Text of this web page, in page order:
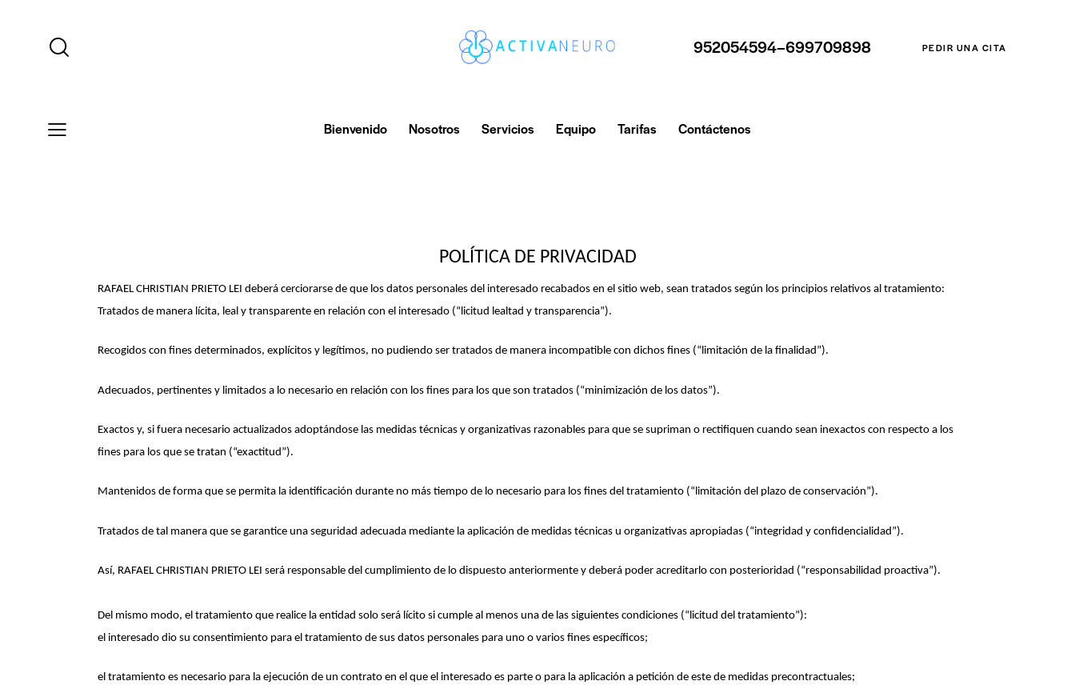
952054594–699709898 PEDIR UNA CITA
Bienvenido Nosotros Servicios Equipo Tarifas Contáctenos
POLÍTICA DE PRIVACIDAD
RAFAEL CHRISTIAN PRIETO LEI deberá cerciorarse de que los datos personales del interesado recabados en el sitio web, sean tratados según los principios relativos al tratamiento:
Tratados de manera lícita, leal y transparente en relación con el interesado (“licitud lealtad y transparencia”).
Recogidos con fines determinados, explícitos y legítimos, no pudiendo ser tratados de manera incompatible con dichos fines (“limitación de la finalidad”).
Adecuados, pertinentes y limitados a lo necesario en relación con los fines para los que son tratados (“minimización de los datos”).
Exactos y, si fuera necesario actualizados adoptándose las medidas técnicas y organizativas razonables para que se supriman o rectifiquen cuando sean inexactos con respecto a los
fines para los que se tratan (“exactitud”).
Mantenidos de forma que se permita la identificación durante no más tiempo de lo necesario para los fines del tratamiento (“limitación del plazo de conservación”).
Tratados de tal manera que se garantice una seguridad adecuada mediante la aplicación de medidas técnicas u organizativas apropiadas (“integridad y confidencialidad”).
Así, RAFAEL CHRISTIAN PRIETO LEI será responsable del cumplimiento de lo dispuesto anteriormente y deberá poder acreditarlo con posterioridad (“responsabilidad proactiva”).
Del mismo modo, el tratamiento que realice la entidad solo será lícito si cumple al menos una de las siguientes condiciones (“licitud del tratamiento”):
el interesado dio su consentimiento para el tratamiento de sus datos personales para uno o varios fines específicos;
el tratamiento es necesario para la ejecución de un contrato en el que el interesado es parte o para la aplicación a petición de este de medidas precontractuales;